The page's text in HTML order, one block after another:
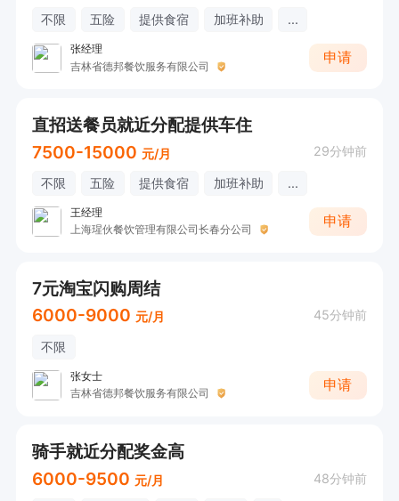
不限 五险 提供食宿 加班补助 ...
张经理
吉林省德邦餐饮服务有限公司
申请
直招送餐员就近分配提供车住
7500-15000 元/月 29分钟前
不限 五险 提供食宿 加班补助 ...
王经理
上海瑆伙餐饮管理有限公司长春分公司
申请
7元淘宝闪购周结
6000-9000 元/月 45分钟前
不限
张女士
吉林省德邦餐饮服务有限公司
申请
骑手就近分配奖金高
6000-9500 元/月 48分钟前